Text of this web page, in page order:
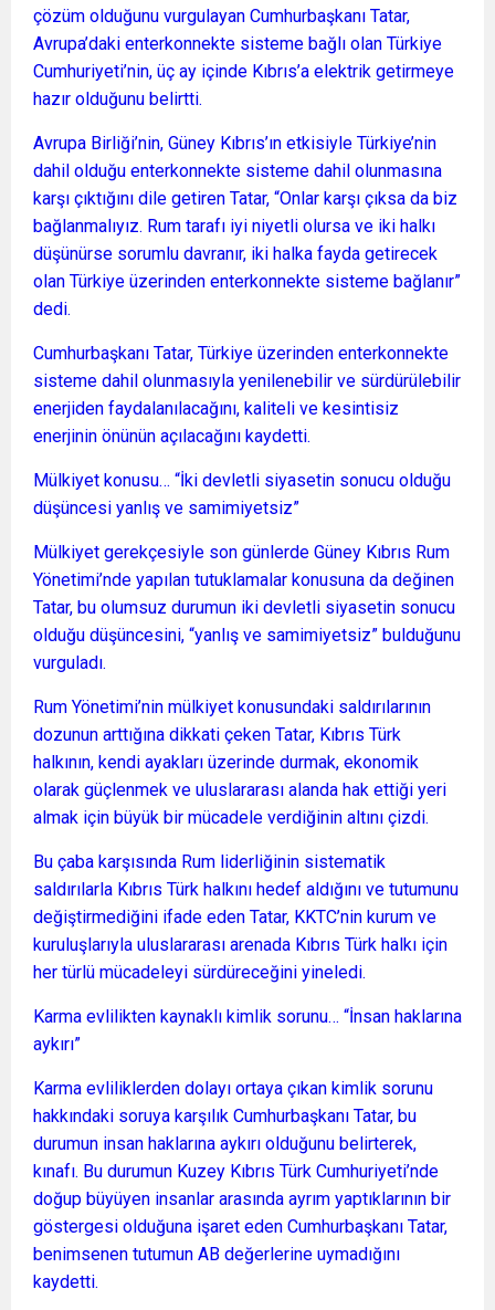
çözüm olduğunu vurgulayan Cumhurbaşkanı Tatar,
Avrupa’daki enterkonnekte sisteme bağlı olan Türkiye
Cumhuriyeti’nin, üç ay içinde Kıbrıs’a elektrik getirmeye
hazır olduğunu belirtti.
Avrupa Birliği’nin, Güney Kıbrıs’ın etkisiyle Türkiye’nin
dahil olduğu enterkonnekte sisteme dahil olunmasına
karşı çıktığını dile getiren Tatar, “Onlar karşı çıksa da biz
bağlanmalıyız. Rum tarafı iyi niyetli olursa ve iki halkı
düşünürse sorumlu davranır, iki halka fayda getirecek
olan Türkiye üzerinden enterkonnekte sisteme bağlanır”
dedi.
Cumhurbaşkanı Tatar, Türkiye üzerinden enterkonnekte
sisteme dahil olunmasıyla yenilenebilir ve sürdürülebilir
enerjiden faydalanılacağını, kaliteli ve kesintisiz
enerjinin önünün açılacağını kaydetti.
Mülkiyet konusu… “İki devletli siyasetin sonucu olduğu
düşüncesi yanlış ve samimiyetsiz”
Mülkiyet gerekçesiyle son günlerde Güney Kıbrıs Rum
Yönetimi’nde yapılan tutuklamalar konusuna da değinen
Tatar, bu olumsuz durumun iki devletli siyasetin sonucu
olduğu düşüncesini, “yanlış ve samimiyetsiz” bulduğunu
vurguladı.
Rum Yönetimi’nin mülkiyet konusundaki saldırılarının
dozunun arttığına dikkati çeken Tatar, Kıbrıs Türk
halkının, kendi ayakları üzerinde durmak, ekonomik
olarak güçlenmek ve uluslararası alanda hak ettiği yeri
almak için büyük bir mücadele verdiğinin altını çizdi.
Bu çaba karşısında Rum liderliğinin sistematik
saldırılarla Kıbrıs Türk halkını hedef aldığını ve tutumunu
değiştirmediğini ifade eden Tatar, KKTC’nin kurum ve
kuruluşlarıyla uluslararası arenada Kıbrıs Türk halkı için
her türlü mücadeleyi sürdüreceğini yineledi.
Karma evlilikten kaynaklı kimlik sorunu… “İnsan haklarına
aykırı”
Karma evliliklerden dolayı ortaya çıkan kimlik sorunu
hakkındaki soruya karşılık Cumhurbaşkanı Tatar, bu
durumun insan haklarına aykırı olduğunu belirterek,
kınafı. Bu durumun Kuzey Kıbrıs Türk Cumhuriyeti’nde
doğup büyüyen insanlar arasında ayrım yaptıklarının bir
göstergesi olduğuna işaret eden Cumhurbaşkanı Tatar,
benimsenen tutumun AB değerlerine uymadığını
kaydetti.